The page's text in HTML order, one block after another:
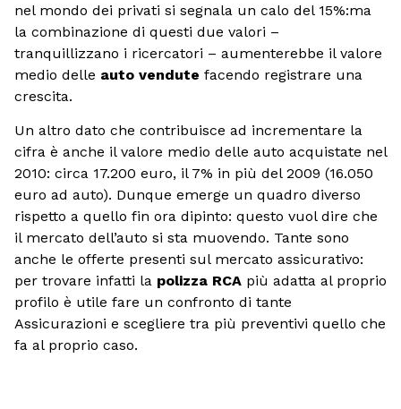
nel mondo dei privati si segnala un calo del 15%:ma
la combinazione di questi due valori –
tranquillizzano i ricercatori – aumenterebbe il valore
medio delle auto vendute facendo registrare una
crescita.
Un altro dato che contribuisce ad incrementare la
cifra è anche il valore medio delle auto acquistate nel
2010: circa 17.200 euro, il 7% in più del 2009 (16.050
euro ad auto). Dunque emerge un quadro diverso
rispetto a quello fin ora dipinto: questo vuol dire che
il mercato dell’auto si sta muovendo. Tante sono
anche le offerte presenti sul mercato assicurativo:
per trovare infatti la polizza RCA più adatta al proprio
profilo è utile fare un confronto di tante
Assicurazioni e scegliere tra più preventivi quello che
fa al proprio caso.